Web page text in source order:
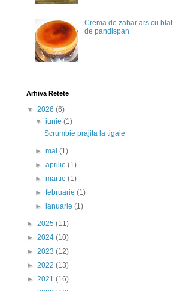
Crema de zahar ars cu blat
de pandispan
Arhiva Retete
▼ 2026 (6)
▼iunie(1)
Scrumbie prajita la tigaie
►mai(1)
►aprilie(1)
►martie(1)
►februarie(1)
►ianuarie(1)
► 2025 (11)
► 2024 (10)
► 2023 (12)
► 2022 (13)
► 2021 (16)